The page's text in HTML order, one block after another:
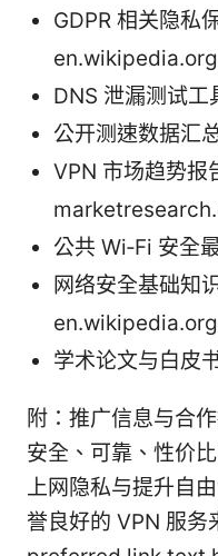
GDPR 相关隐私
DNS 泄漏测试
公开测速数据汇
VPN 市场趋势
公共 Wi‑Fi 安全
网络安全基础知
学术论文与白皮
附：推广信息与合
安全、可靠、性价
上网隐私与提升自
誉良好的 VPN 服